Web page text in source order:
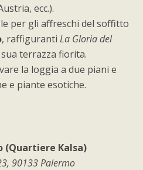
ecc.).
per gli affreschi del soffitto
, raffiguranti La Gloria del
terrazza fiorita.
la loggia a due piani e
e piante esotiche.
(Quartiere Kalsa)
90133 Palermo